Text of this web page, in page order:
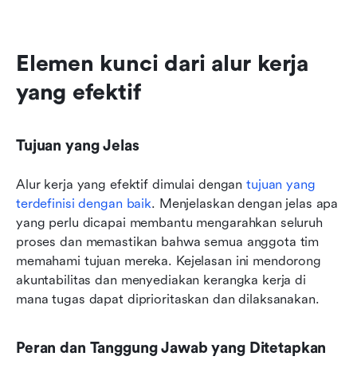
Elemen kunci dari alur kerja
yang efektif
Tujuan yang Jelas
Alur kerja yang efektif dimulai dengan tujuan yang
terdefinisi dengan baik. Menjelaskan dengan jelas apa
yang perlu dicapai membantu mengarahkan seluruh
proses dan memastikan bahwa semua anggota tim
memahami tujuan mereka. Kejelasan ini mendorong
akuntabilitas dan menyediakan kerangka kerja di
mana tugas dapat diprioritaskan dan dilaksanakan.
Peran dan Tanggung Jawab yang Ditetapkan